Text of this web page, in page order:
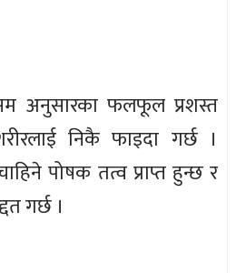
अनुसारका फलफूल प्रशस्त
निकै फाइदा गर्छ ।
पोषक तत्व प्राप्त हुन्छ र
गर्छ ।